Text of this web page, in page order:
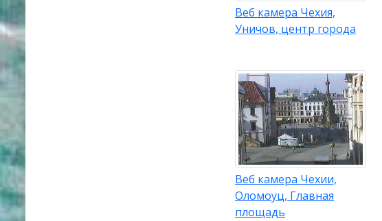
Веб камера Чехия,
Уничов, центр города
Веб камера Чехии,
Оломоуц, Главная
площадь